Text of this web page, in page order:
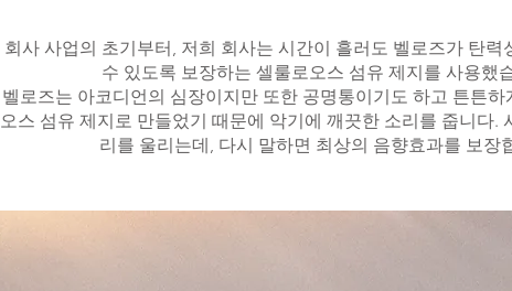
회사 사업의 초기부터, 저희 회사는 시간이 흘러도 벨로즈가 탄력
수 있도록 보장하는 셀룰로오스 섬유 제지를 사용했
벨로즈는 아코디언의 심장이지만 또한 공명통이기도 하고 튼튼하
오스 섬유 제지로 만들었기 때문에 악기에 깨끗한 소리를 줍니다.
리를 울리는데, 다시 말하면 최상의 음향효과를 보장